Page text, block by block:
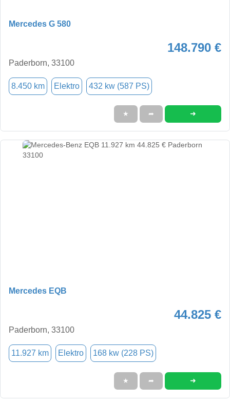
Mercedes G 580
148.790 €
Paderborn, 33100
8.450 km Elektro 432 kw (587 PS)
★ ➦ ➜
Mercedes EQB
44.825 €
Paderborn, 33100
11.927 km Elektro 168 kw (228 PS)
★ ➦ ➜